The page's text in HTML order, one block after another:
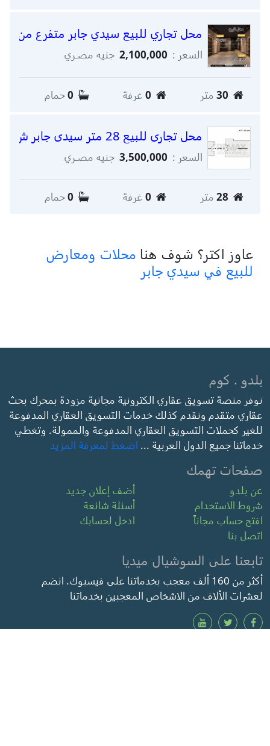
محل تجاري للبيع سيدي جابر متفرع من
السعر : 2,100,000 جنيه مصـري
30 متر 0 غرفة 0حمام
محل تجارى للبيع 28 متر سيدى جابر ش بهاء الدين الغتوري
السعر : 3,500,000 جنيه مصـري
28 متر 0 غرفة 0حمام
عاوز اكتر؟ شوف هنا محلات ومعارض
للبيع في سيدي جابر
بلدو . كوم
نوفر منصة تسويق عقاري الكترونية مجانية مزودة بمحرك بحث
عقاري متقدم ونقدم كذلك خدمات التسويق العقاري المدفوعة
للغير كحملات التسويق العقاري المدفوعة والممولة. وتغطي
خدماتنا جميع الدول العربية ... اضغط لمعرفة المزيد
صفحات تهمك
عن بلدو
أضف إعلان جديد
شروط الاستخدام
أسئلة شائعة
افتح حساب مجاناً
ادخل لحسابك
اتصل بنا
تابعنا على السوشيال ميديا
أكثر من 160 ألف معجب بخدماتنا على فيسبوك. انضم
لعشرات الألاف من الاشخاص المعجبين بخدماتنا